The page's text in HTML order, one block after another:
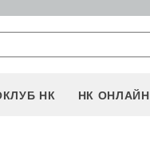
НК НК ОНЛАЙН